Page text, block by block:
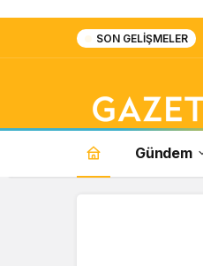
SON GELIŞMELER
Gündem